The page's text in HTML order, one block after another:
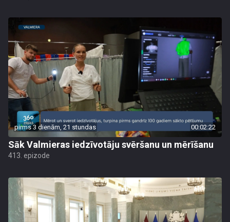
pirms 3 dienām, 21 stundas 00:02:22
Sāk Valmieras iedzīvotāju svēršanu un mērīšanu
413. epizode